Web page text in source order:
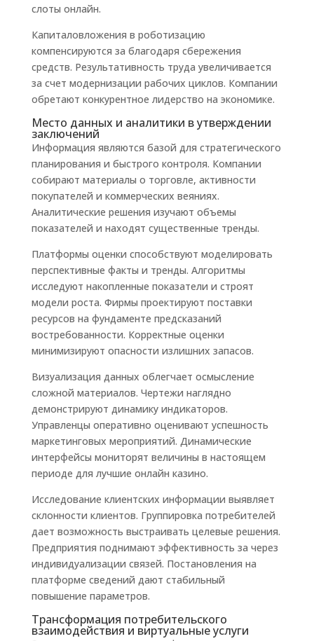
слоты онлайн.
Капиталовложения в роботизацию
компенсируются за благодаря сбережения
средств. Результативность труда увеличивается
за счет модернизации рабочих циклов. Компании
обретают конкурентное лидерство на экономике.
Место данных и аналитики в утверждении
заключений
Информация являются базой для стратегического
планирования и быстрого контроля. Компании
собирают материалы о торговле, активности
покупателей и коммерческих веяниях.
Аналитические решения изучают объемы
показателей и находят существенные тренды.
Платформы оценки способствуют моделировать
перспективные факты и тренды. Алгоритмы
исследуют накопленные показатели и строят
модели роста. Фирмы проектируют поставки
ресурсов на фундаменте предсказаний
востребованности. Корректные оценки
минимизируют опасности излишних запасов.
Визуализация данных облегчает осмысление
сложной материалов. Чертежи наглядно
демонстрируют динамику индикаторов.
Управленцы оперативно оценивают успешность
маркетинговых мероприятий. Динамические
интерфейсы мониторят величины в настоящем
периоде для лучшие онлайн казино.
Исследование клиентских информации выявляет
склонности клиентов. Группировка потребителей
дает возможность выстраивать целевые решения.
Предприятия поднимают эффективность за через
индивидуализации связей. Постановления на
платформе сведений дают стабильный
повышение параметров.
Трансформация потребительского
взаимодействия и виртуальные услуги